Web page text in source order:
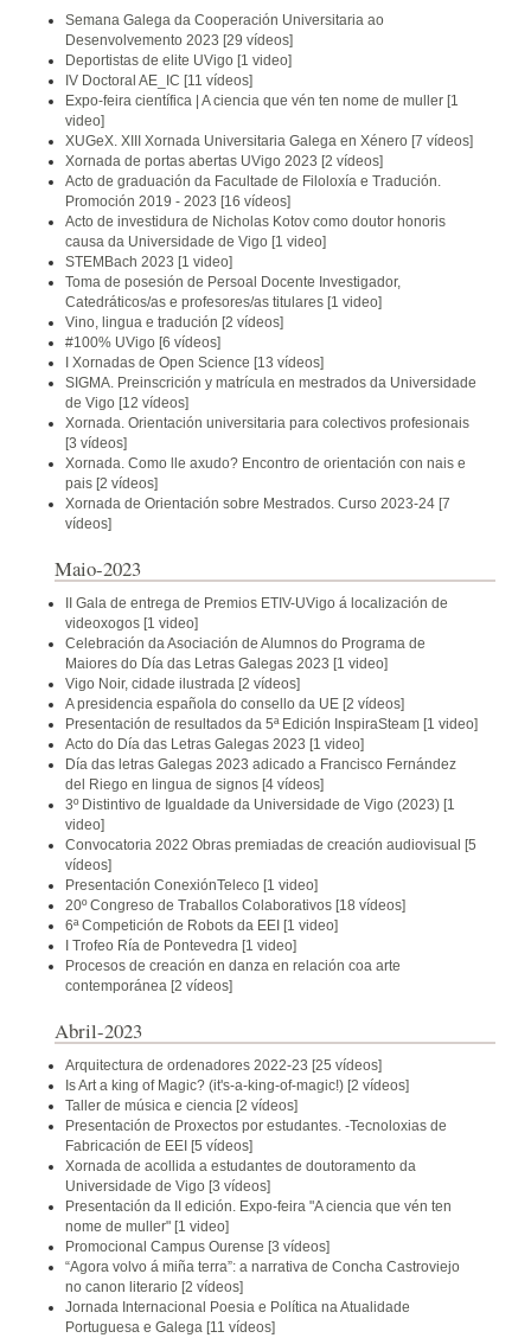
Semana Galega da Cooperación Universitaria ao
Desenvolvemento 2023 [29 vídeos]
Deportistas de elite UVigo [1 video]
IV Doctoral AE_IC [11 vídeos]
Expo-feira científica | A ciencia que vén ten nome de muller [1
video]
XUGeX. XIII Xornada Universitaria Galega en Xénero [7 vídeos]
Xornada de portas abertas UVigo 2023 [2 vídeos]
Acto de graduación da Facultade de Filoloxía e Tradución.
Promoción 2019 - 2023 [16 vídeos]
Acto de investidura de Nicholas Kotov como doutor honoris
causa da Universidade de Vigo [1 video]
STEMBach 2023 [1 video]
Toma de posesión de Persoal Docente Investigador,
Catedráticos/as e profesores/as titulares [1 video]
Vino, lingua e tradución [2 vídeos]
#100% UVigo [6 vídeos]
I Xornadas de Open Science [13 vídeos]
SIGMA. Preinscrición y matrícula en mestrados da Universidade
de Vigo [12 vídeos]
Xornada. Orientación universitaria para colectivos profesionais
[3 vídeos]
Xornada. Como lle axudo? Encontro de orientación con nais e
pais [2 vídeos]
Xornada de Orientación sobre Mestrados. Curso 2023-24 [7
vídeos]
Maio-2023
II Gala de entrega de Premios ETIV-UVigo á localización de
videoxogos [1 video]
Celebración da Asociación de Alumnos do Programa de
Maiores do Día das Letras Galegas 2023 [1 video]
Vigo Noir, cidade ilustrada [2 vídeos]
A presidencia española do consello da UE [2 vídeos]
Presentación de resultados da 5ª Edición InspiraSteam [1 video]
Acto do Día das Letras Galegas 2023 [1 video]
Día das letras Galegas 2023 adicado a Francisco Fernández
del Riego en lingua de signos [4 vídeos]
3º Distintivo de Igualdade da Universidade de Vigo (2023) [1
video]
Convocatoria 2022 Obras premiadas de creación audiovisual [5
vídeos]
Presentación ConexiónTeleco [1 video]
20º Congreso de Traballos Colaborativos [18 vídeos]
6ª Competición de Robots da EEI [1 video]
I Trofeo Ría de Pontevedra [1 video]
Procesos de creación en danza en relación coa arte
contemporánea [2 vídeos]
Abril-2023
Arquitectura de ordenadores 2022-23 [25 vídeos]
Is Art a king of Magic? (it's-a-king-of-magic!) [2 vídeos]
Taller de música e ciencia [2 vídeos]
Presentación de Proxectos por estudantes. -Tecnoloxias de
Fabricación de EEI [5 vídeos]
Xornada de acollida a estudantes de doutoramento da
Universidade de Vigo [3 vídeos]
Presentación da II edición. Expo-feira "A ciencia que vén ten
nome de muller" [1 video]
Promocional Campus Ourense [3 vídeos]
“Agora volvo á miña terra”: a narrativa de Concha Castroviejo
no canon literario [2 vídeos]
Jornada Internacional Poesia e Política na Atualidade
Portuguesa e Galega [11 vídeos]